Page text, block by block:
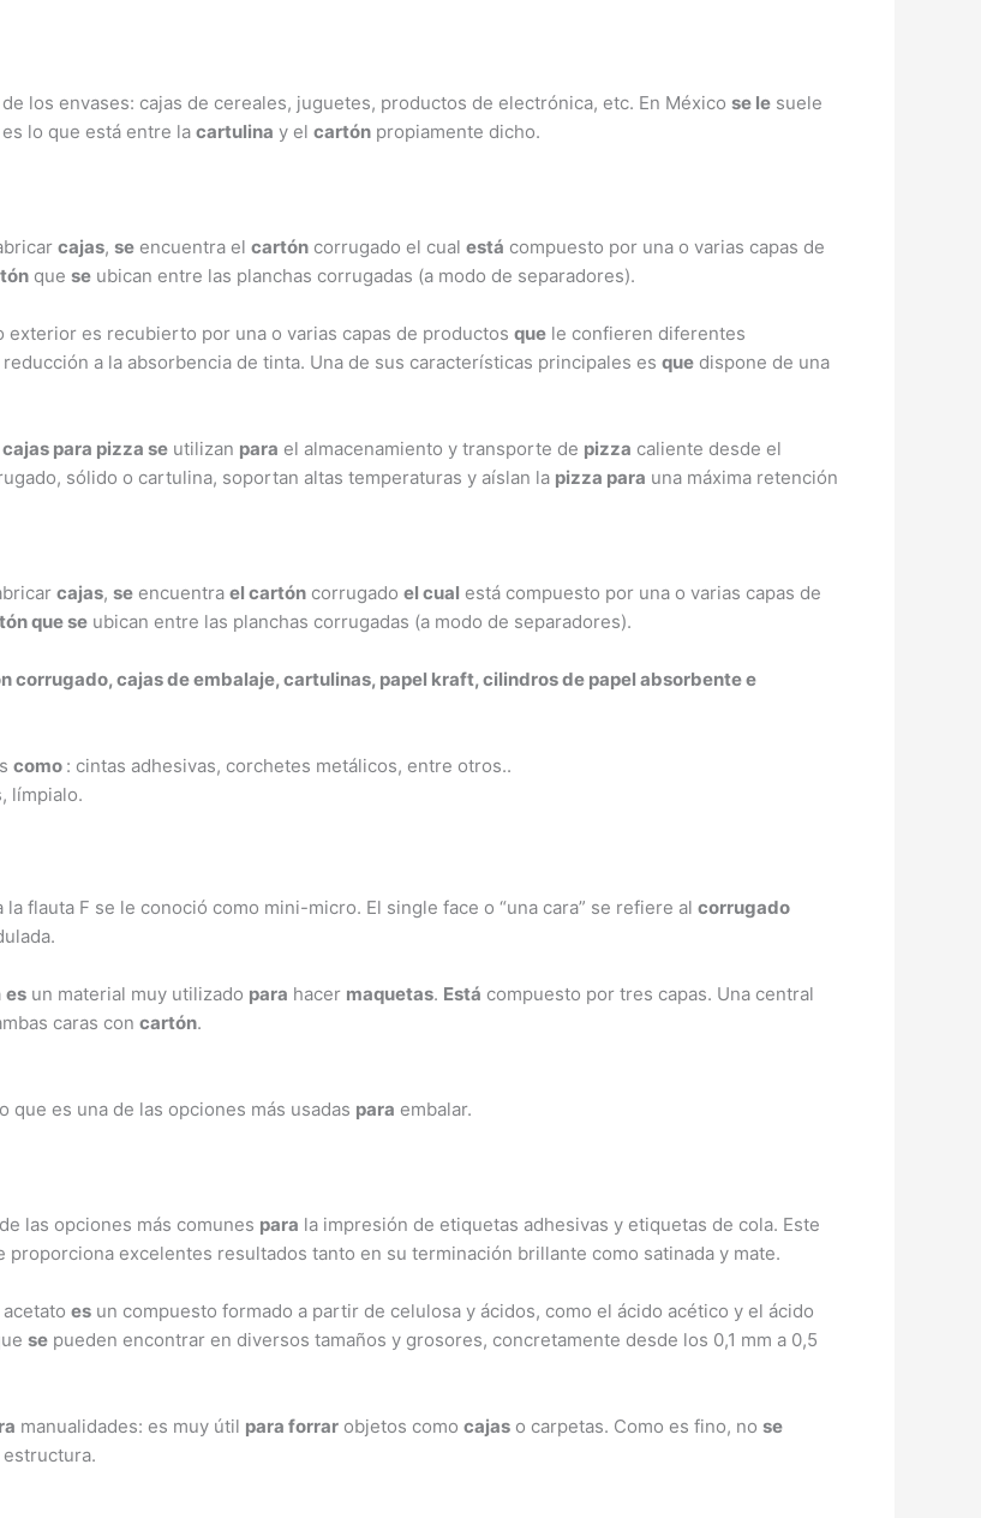
los envases: cajas de cereales, juguetes, productos de electrónica, etc. En México se le suele
lo que está entre la cartulina y el cartón propiamente dicho.
cajas, se encuentra el cartón corrugado el cual está compuesto por una o varias capas de
que se ubican entre las planchas corrugadas (a modo de separadores).
exterior es recubierto por una o varias capas de productos que le confieren diferentes
a la absorbencia de tinta. Una de sus características principales es que dispone de una
cajas para pizza se utilizan para el almacenamiento y transporte de pizza caliente desde el
sólido o cartulina, soportan altas temperaturas y aíslan la pizza para una máxima retención
cajas, se encuentra el cartón corrugado el cual está compuesto por una o varias capas de
que se ubican entre las planchas corrugadas (a modo de separadores).
corrugado, cajas de embalaje, cartulinas, papel kraft, cilindros de papel absorbente e
como : cintas adhesivas, corchetes metálicos, entre otros..
límpialo.
la flauta F se le conoció como mini-micro. El single face o “una cara” se refiere al corrugado
es un material muy utilizado para hacer maquetas. Está compuesto por tres capas. Una central
caras con cartón.
que es una de las opciones más usadas para embalar.
las opciones más comunes para la impresión de etiquetas adhesivas y etiquetas de cola. Este
proporciona excelentes resultados tanto en su terminación brillante como satinada y mate.
acetato es un compuesto formado a partir de celulosa y ácidos, como el ácido acético y el ácido
se pueden encontrar en diversos tamaños y grosores, concretamente desde los 0,1 mm a 0,5
manualidades: es muy útil para forrar objetos como cajas o carpetas. Como es fino, no se